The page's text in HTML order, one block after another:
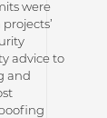
were
advice to
and